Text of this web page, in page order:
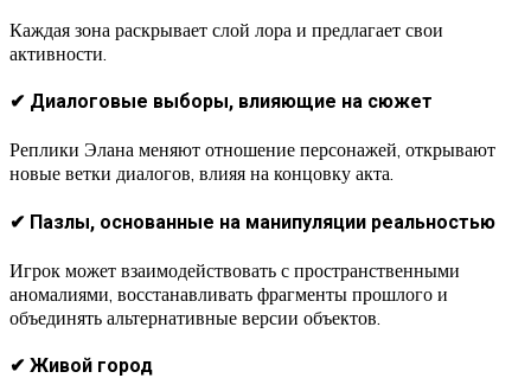
Каждая зона раскрывает слой лора и предлагает свои
активности.
✔ Диалоговые выборы, влияющие на сюжет
Реплики Элана меняют отношение персонажей, открывают
новые ветки диалогов, влияя на концовку акта.
✔ Пазлы, основанные на манипуляции реальностью
Игрок может взаимодействовать с пространственными
аномалиями, восстанавливать фрагменты прошлого и
объединять альтернативные версии объектов.
✔ Живой город